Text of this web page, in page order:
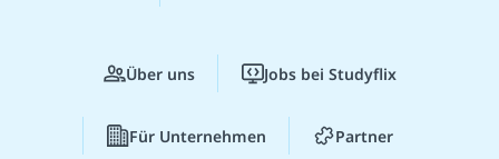
Über uns Jobs bei Studyflix
Für Unternehmen Partner